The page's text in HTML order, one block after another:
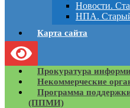
Новости.
НПА.
Карта сайта
Прокуратура
Некоммерческие
Программа
(ППМИ)